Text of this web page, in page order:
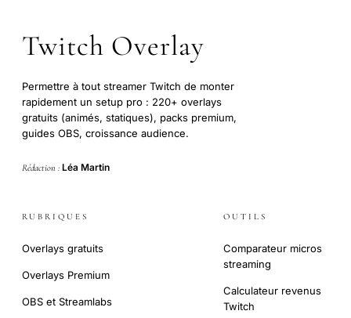
Twitch Overlay
Permettre à tout streamer Twitch de monter
rapidement un setup pro : 220+ overlays
gratuits (animés, statiques), packs premium,
guides OBS, croissance audience.
Rédaction : Léa Martin
RUBRIQUES
Overlays gratuits
Overlays Premium
OBS et Streamlabs
OUTILS
Comparateur micros
streaming
Calculateur revenus
Twitch